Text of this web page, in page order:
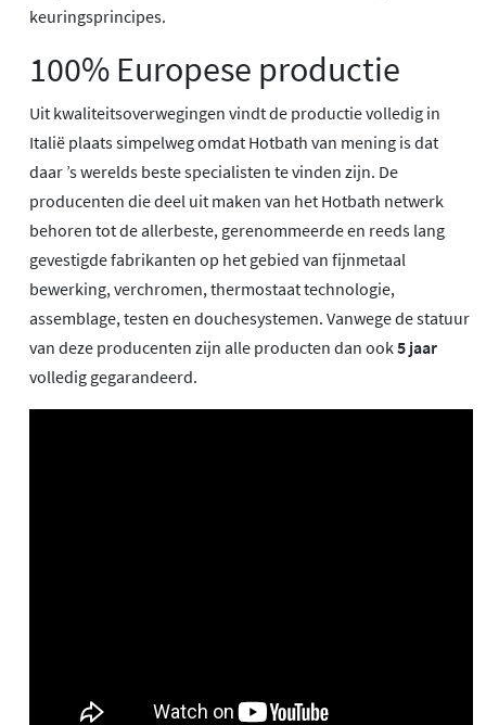
keuringsprincipes.
100% Europese productie
Uit kwaliteitsoverwegingen vindt de productie volledig in
Italië plaats simpelweg omdat Hotbath van mening is dat
daar ’s werelds beste specialisten te vinden zijn. De
producenten die deel uit maken van het Hotbath netwerk
behoren tot de allerbeste, gerenommeerde en reeds lang
gevestigde fabrikanten op het gebied van fijnmetaal
bewerking, verchromen, thermostaat technologie,
assemblage, testen en douchesystemen. Vanwege de statuur
van deze producenten zijn alle producten dan ook5 jaar
volledig gegarandeerd.